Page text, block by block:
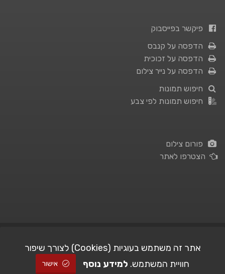
פיקשר בפייסבוק
הדפסה על קנבס
הדפסה על זכוכית
הדפסה על נייר צילום
חיפוש תמונות
חיפוש תמונות לפי צבע
פורום צילום
הצטרפו לאתר
© All Rights Reserved | STUDIO101| Picshare.co.il - כל הזכויות שמורות
אתר זה משתמש בעוגיות (Cookies) לצורך שיפור
חוויית המשתמש. למידע נוסף